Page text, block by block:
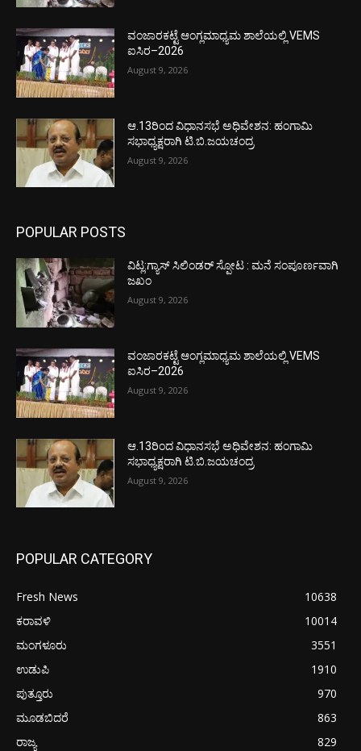
ವಂಜಾರಕಟ್ಟೆ ಆಂಗ್ಲಮಾಧ್ಯಮ ಶಾಲೆಯಲ್ಲಿ VEMS
ಐಸಿರ–2026
August 9, 2026
ಆ.13ರಿಂದ ವಿಧಾನಸಭೆ ಅಧಿವೇಶನ: ಹಂಗಾಮಿ
ಸಭಾಧ್ಯಕ್ಷರಾಗಿ ಟಿ.ಬಿ.ಜಯಚಂದ್ರ
August 9, 2026
POPULAR POSTS
ವಿಟ್ಲ:ಗ್ಯಾಸ್ ಸಿಲಿಂಡರ್ ಸ್ಪೋಟ : ಮನೆ ಸಂಪೂರ್ಣವಾಗಿ
ಜಖಂ
August 9, 2026
ವಂಜಾರಕಟ್ಟೆ ಆಂಗ್ಲಮಾಧ್ಯಮ ಶಾಲೆಯಲ್ಲಿ VEMS
ಐಸಿರ–2026
August 9, 2026
ಆ.13ರಿಂದ ವಿಧಾನಸಭೆ ಅಧಿವೇಶನ: ಹಂಗಾಮಿ
ಸಭಾಧ್ಯಕ್ಷರಾಗಿ ಟಿ.ಬಿ.ಜಯಚಂದ್ರ
August 9, 2026
POPULAR CATEGORY
Fresh News
10638
ಕರಾವಳಿ
10014
ಮಂಗಳೂರು
3551
ಉಡುಪಿ
1910
ಪುತ್ತೂರು
970
ಮೂಡಬಿದರೆ
863
ರಾಜ್ಯ
829